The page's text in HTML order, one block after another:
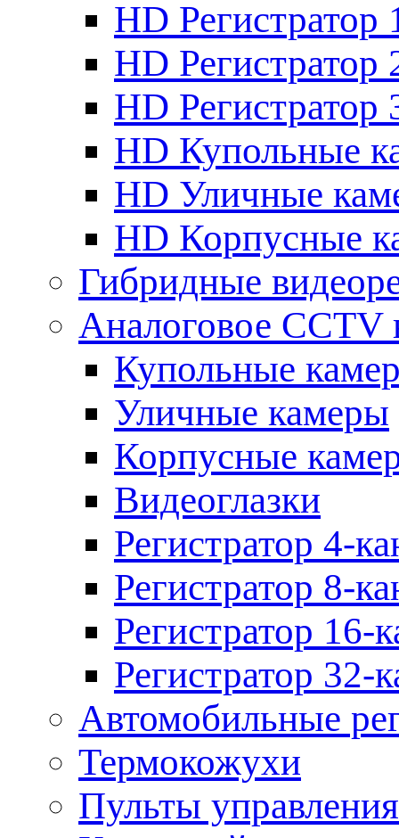
HD Регистратор
HD Регистратор
HD Регистратор
HD Купольные
HD Уличные
HD Корпусные
Гибридные
Аналоговое CCTV
Купольные
Уличные камеры
Корпусные
Видеоглазки
Регистратор 4-
Регистратор 8-
Регистратор 16-
Регистратор 32-
Автомобильные
Термокожухи
Пульты управления